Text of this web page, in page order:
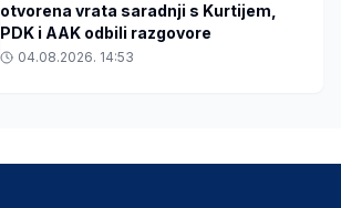
otvorena vrata saradnji s Kurtijem,
PDK i AAK odbili razgovore
04.08.2026. 14:53